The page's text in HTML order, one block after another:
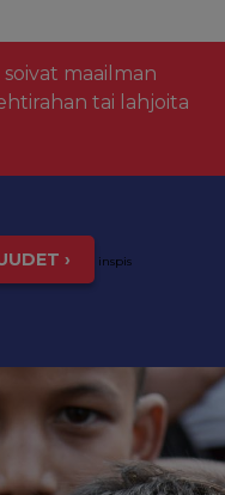
maailman
tai lahjoita
› inspis